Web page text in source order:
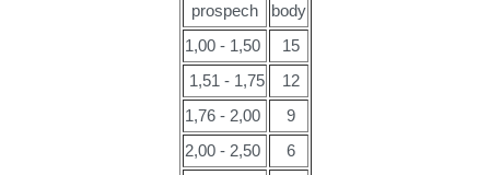
prospech
body
1,00 - 1,50
15
1,51 - 1,75
12
1,76 - 2,00
9
2,00 - 2,50
6